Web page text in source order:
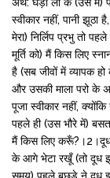
अर्थ: घड़ा ला के (उस में)
स्वीकार नहीं, पानी झूठा
मेरा) निर्लिप प्रभु तो
मूर्ति को) मैं किस लिए
है (सब जीवों में व्यापक
और उसकी माला परो के
पूजा स्वीकार नहीं,
पहले ही (उस भौरे में)
मैं किस लिए करूँ?।2।दूध
के आगे भेटा रखूँ (तो दूध